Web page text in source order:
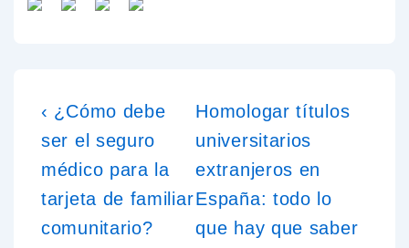
‹ ¿Cómo debe
ser el seguro
médico para la
tarjeta de familiar
comunitario?
Homologar títulos
universitarios
extranjeros en
España: todo lo
que hay que saber